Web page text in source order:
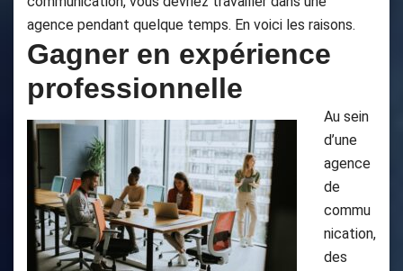
agence pendant quelque temps. En voici les raisons.
Gagner en expérience
professionnelle
Au sein
d’une
agence
de
commu
nication,
des